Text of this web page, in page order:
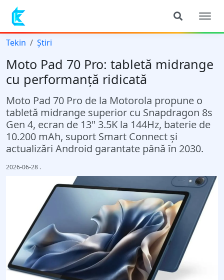
Tekin Știri
Moto Pad 70 Pro: tabletă midrange
cu performanță ridicată
Moto Pad 70 Pro de la Motorola propune o
tabletă midrange superior cu Snapdragon 8s
Gen 4, ecran de 13" 3.5K la 144Hz, baterie de
10.200 mAh, suport Smart Connect și
actualizări Android garantate până în 2030.
2026-06-28 .